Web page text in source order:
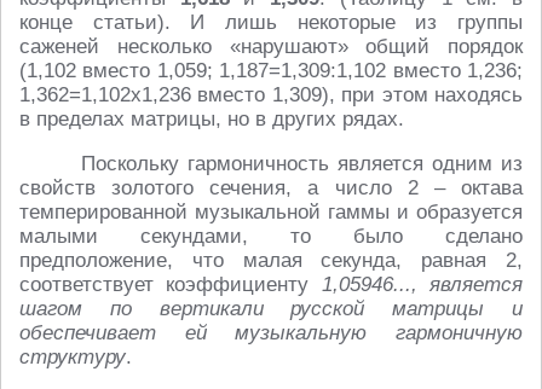
конце статьи). И лишь некоторые из группы
саженей несколько «нарушают» общий порядок
(1,102 вместо 1,059; 1,187=1,309:1,102 вместо 1,236;
1,362=1,102х1,236 вместо 1,309), при этом находясь
в пределах матрицы, но в других рядах.
Поскольку гармоничность является одним из
свойств золотого сечения, а число 2 – октава
темперированной музыкальной гаммы и образуется
малыми секундами, то было сделано
предположение, что малая секунда, равная 2,
соответствует коэффициенту 1,05946..., является
шагом по вертикали русской матрицы и
обеспечивает ей музыкальную гармоничную
структуру.